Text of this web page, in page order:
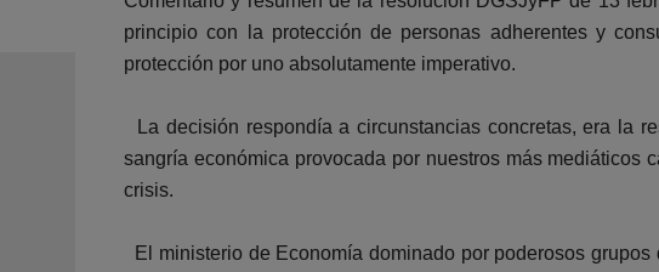
principio con la protección de personas adherentes y
protección por uno absolutamente imperativo.
La decisión respondía a circunstancias concretas, era la
sangría económica provocada por nuestros más
crisis.
El ministerio de Economía dominado por poderosos